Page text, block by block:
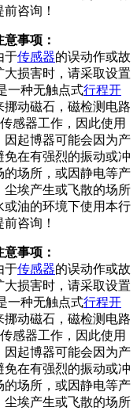
咨询！
意事项：
于传感器的误动作或故
损害时，请采取设置
一种无触点式行程开
挪动磁石，磁检测电路
感器工作，因此使用
起博器可能会因为产
在有强烈的振动或冲
场所，或因静电等产
埃产生或飞散的场所
油的环境下使用本行
咨询！
意事项：
于传感器的误动作或故
损害时，请采取设置
一种无触点式行程开
挪动磁石，磁检测电路
感器工作，因此使用
起博器可能会因为产
在有强烈的振动或冲
场所，或因静电等产
埃产生或飞散的场所